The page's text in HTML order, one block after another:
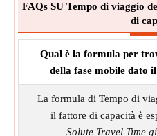
FAQs SU Tempo di viaggio
di
Qual è la formula per
della fase mobile dato
La formula di Tempo di
il fattore di capacità è
Solute Travel Time